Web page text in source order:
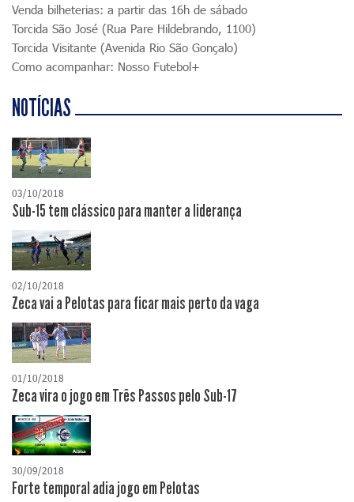
Venda bilheterias: a partir das 16h de sábado
Torcida São José (Rua Pare Hildebrando, 1100)
Torcida Visitante (Avenida Rio São Gonçalo)
Como acompanhar: Nosso Futebol+
NOTÍCIAS
03/10/2018
Sub-15 tem clássico para manter a liderança
02/10/2018
Zeca vai a Pelotas para ficar mais perto da vaga
01/10/2018
Zeca vira o jogo em Três Passos pelo Sub-17
30/09/2018
Forte temporal adia jogo em Pelotas